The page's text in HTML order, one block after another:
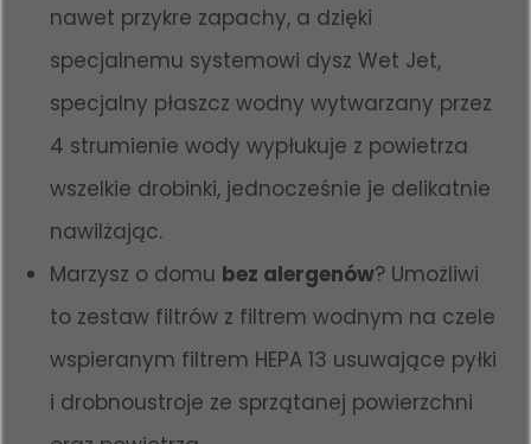
nawet przykre zapachy, a dzięki
specjalnemu systemowi dysz Wet Jet,
specjalny płaszcz wodny wytwarzany przez
4 strumienie wody wypłukuje z powietrza
wszelkie drobinki, jednocześnie je delikatnie
nawilżając.
Marzysz o domu bez alergenów? Umożliwi
to zestaw filtrów z filtrem wodnym na czele
wspieranym filtrem HEPA 13 usuwające pyłki
i drobnoustroje ze sprzątanej powierzchni